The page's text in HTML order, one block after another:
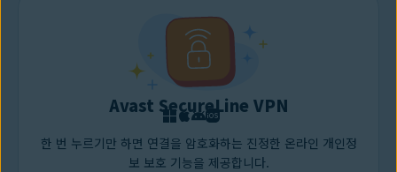
Avast SecureLine VPN
한 번 누르기만 하면 연결을 암호화하는 진정한 온라인 개인정
보 보호 기능을 제공합니다.